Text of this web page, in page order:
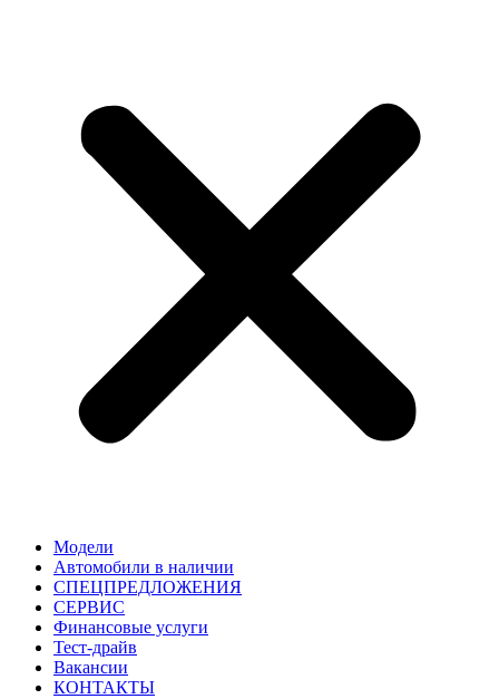
Модели
Автомобили в наличии
СПЕЦПРЕДЛОЖЕНИЯ
СЕРВИС
Финансовые услуги
Тест-драйв
Вакансии
КОНТАКТЫ